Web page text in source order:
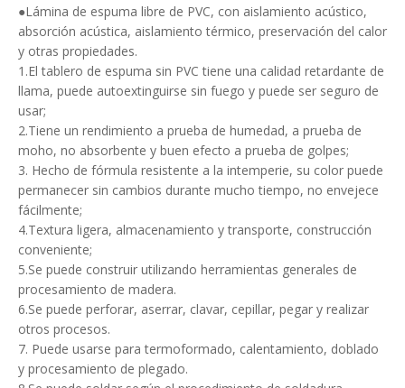
●Lámina de espuma libre de PVC, con aislamiento acústico,
absorción acústica, aislamiento térmico, preservación del calor
y otras propiedades.
1.El tablero de espuma sin PVC tiene una calidad retardante de
llama, puede autoextinguirse sin fuego y puede ser seguro de
usar;
2.Tiene un rendimiento a prueba de humedad, a prueba de
moho, no absorbente y buen efecto a prueba de golpes;
3. Hecho de fórmula resistente a la intemperie, su color puede
permanecer sin cambios durante mucho tiempo, no envejece
fácilmente;
4.Textura ligera, almacenamiento y transporte, construcción
conveniente;
5.Se puede construir utilizando herramientas generales de
procesamiento de madera.
6.Se puede perforar, aserrar, clavar, cepillar, pegar y realizar
otros procesos.
7. Puede usarse para termoformado, calentamiento, doblado
y procesamiento de plegado.